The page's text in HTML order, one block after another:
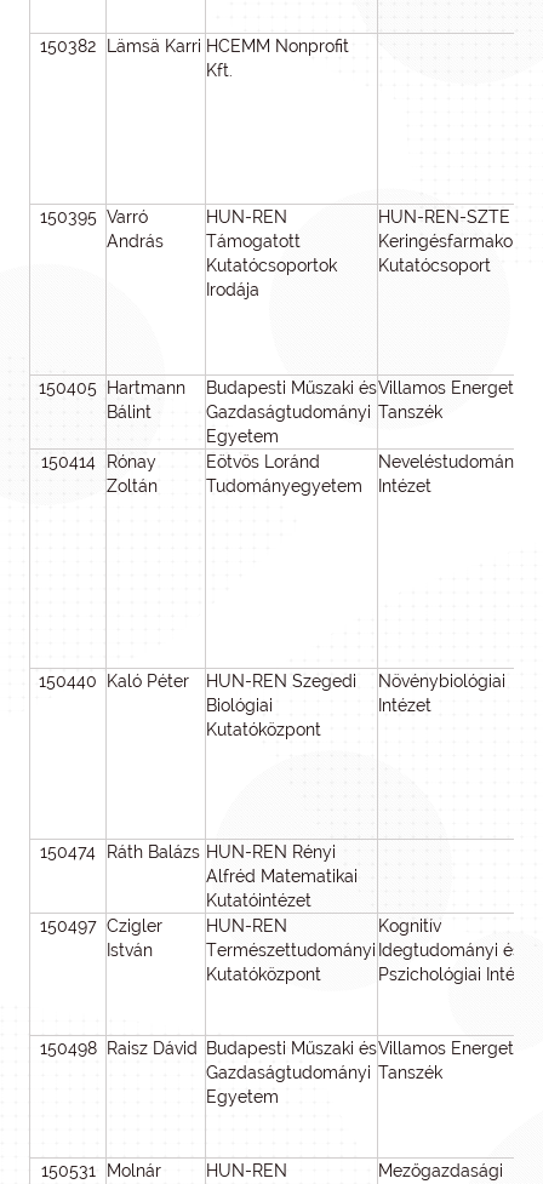
150382 Lämsä Karri HCEMM Nonprofit
Kft.
150395 Varró
András
HUN-REN
Támogatott
Kutatócsoportok
Irodája
HUN-REN-SZTE
Kutatócsoport
150405
Hartmann
Bálint
Budapesti Műszaki és
Gazdaságtudományi
Egyetem
Villamos Energetika
Tanszék
150414
Rónay
Zoltán
Eötvös Loránd
Tudományegyetem
Neveléstudományi
Intézet
150440 Kaló Péter
HUN-REN Szegedi
Biológiai
Kutatóközpont
Növénybiológiai
Intézet
150474 Ráth Balázs HUN-REN Rényi
Alfréd Matematikai
Kutatóintézet
150497 Czigler
István
HUN-REN
Természettudományi
Kutatóközpont
Kognitív
Idegtudományi és
Pszichológiai Intézet
150498 Raisz Dávid
Budapesti Műszaki és
Gazdaságtudományi
Egyetem
Villamos Energetika
Tanszék
150531
Molnár
HUN-REN
Mezőgazdasági